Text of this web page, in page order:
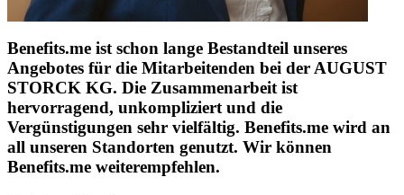
Benefits.me ist schon lange Bestandteil unseres
Angebotes für die Mitarbeitenden bei der AUGUST
STORCK KG. Die Zusammenarbeit ist
hervorragend, unkompliziert und die
Vergünstigungen sehr vielfältig. Benefits.me wird an
all unseren Standorten genutzt. Wir können
Benefits.me weiterempfehlen.